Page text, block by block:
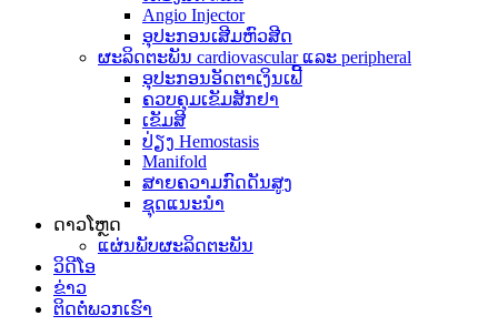
Angio Injector
ອຸປະກອນເສີມຫົວສີດ
ຜະລິດຕະພັນ cardiovascular ແລະ peripheral
ອຸປະກອນອັດຕາເງິນເຟີ້
ຄວບຄຸມເຂັມສັກຢາ
ເຂັມສີ
ປ່ຽງ Hemostasis
Manifold
ສາຍຄວາມກົດດັນສູງ
ຊຸດແນະນຳ
ດາວໂຫຼດ
ແຜ່ນພັບຜະລິດຕະພັນ
ວິດີໂອ
ຂ່າວ
ຕິດ​ຕໍ່​ພວກ​ເຮົາ